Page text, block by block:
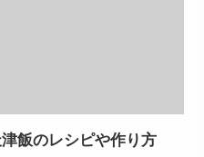
飯のレシピや作り方